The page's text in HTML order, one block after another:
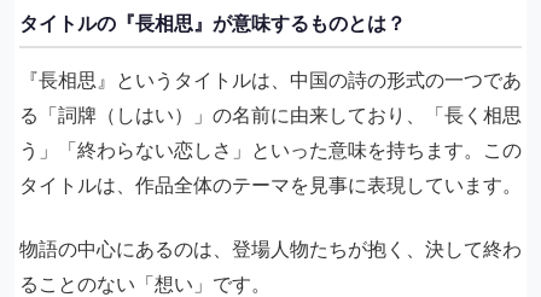
タイトルの『長相思』が意味するものとは？
『長相思』というタイトルは、中国の詩の形式の一つであ
る「詞牌（しはい）」の名前に由来しており、「長く相思
う」「終わらない恋しさ」といった意味を持ちます。この
タイトルは、作品全体のテーマを見事に表現しています。
物語の中心にあるのは、登場人物たちが抱く、決して終わ
ることのない「想い」です。